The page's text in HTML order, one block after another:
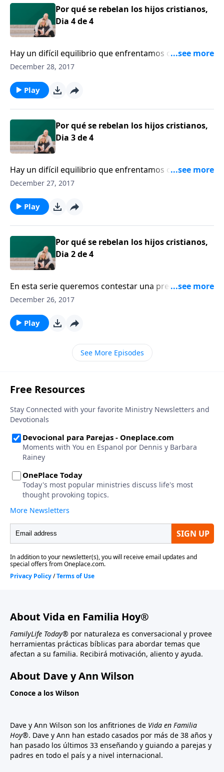
Por qué se rebelan los hijos cristianos,
Dia 4 de 4
Hay un difícil equilibrio que enfrentamos cuando
somos padres. Es la tensión entre la libertad que
ejercitar como padres. ¿Dónde dibujamos los límites?
Esa es la parte difícil, según Tim Kimmel.
December 28, 2017
Play
Por qué se rebelan los hijos cristianos,
Dia 3 de 4
Hay un difícil equilibrio que enfrentamos cuando
somos padres. Es la tensión entre la libertad que
ejercitar como padres. ¿Dónde dibujamos los límites?
Esa es la parte difícil, según Tim Kimmel.
December 27, 2017
Play
Por qué se rebelan los hijos cristianos,
Dia 2 de 4
En esta serie queremos contestar una pregunta
difícil, ¿Por qué se rebelan los hijos cristianos? Y para
December 26, 2017
Play
See More Episodes
About Vida en Familia Hoy®
FamilyLife Today® por naturaleza es conversacional y provee
herramientas prácticas bíblicas para abordar temas que
afectan a su familia. Recibirá motivación, aliento y ayuda.
About Dave y Ann Wilson
Conoce a los Wilson
Dave y Ann Wilson son los anfitriones de Vida en Familia
Hoy®. Dave y Ann han estado casados por más de 38 años y
han pasado los últimos 33 enseñando y guiando a parejas y
padres en todo el país y a nivel internacional.